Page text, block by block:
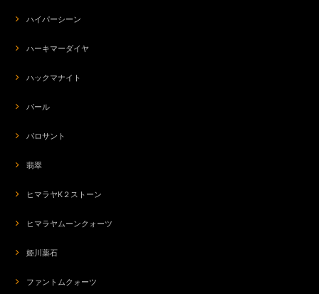
ハイパーシーン
ハーキマーダイヤ
ハックマナイト
パール
パロサント
翡翠
ヒマラヤK２ストーン
ヒマラヤムーンクォーツ
姫川薬石
ファントムクォーツ